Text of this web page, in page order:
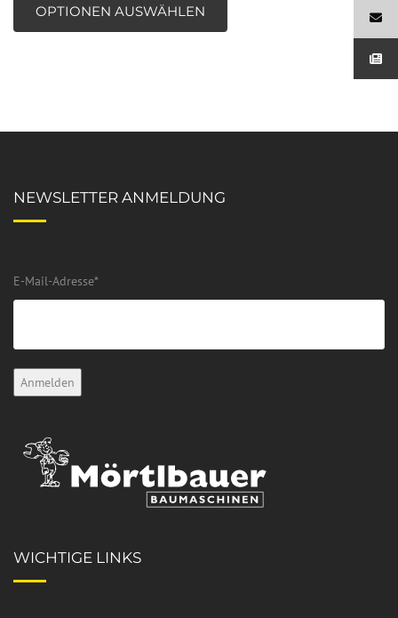
OPTIONEN AUSWÄHLEN
NEWSLETTER ANMELDUNG
E-Mail-Adresse*
WICHTIGE LINKS